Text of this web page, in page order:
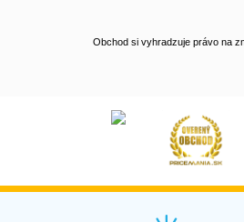
Obchod si vyhradzuje právo na